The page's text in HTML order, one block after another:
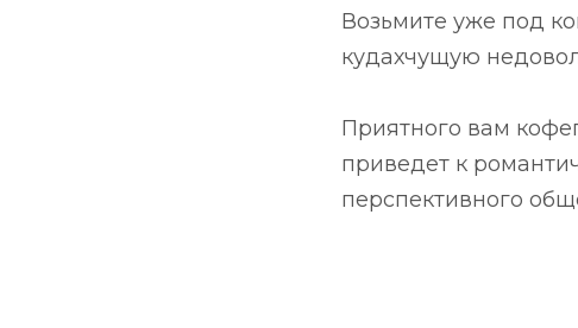
Возьмите уже под
кудахчущую
Приятного вам
приведет к
перспективного